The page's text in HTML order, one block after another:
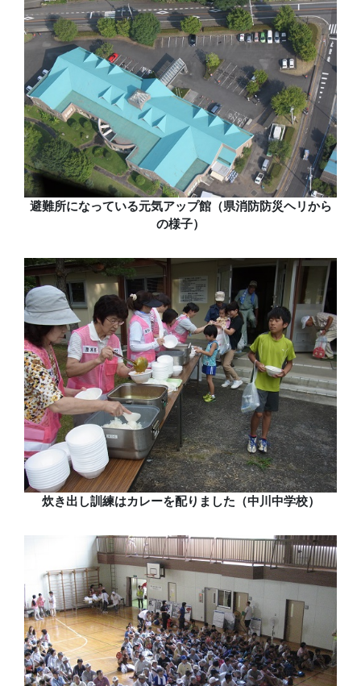
避難所になっている元気アップ館（県消防防災ヘリから
の様子）
炊き出し訓練はカレーを配りました（中川中学校）